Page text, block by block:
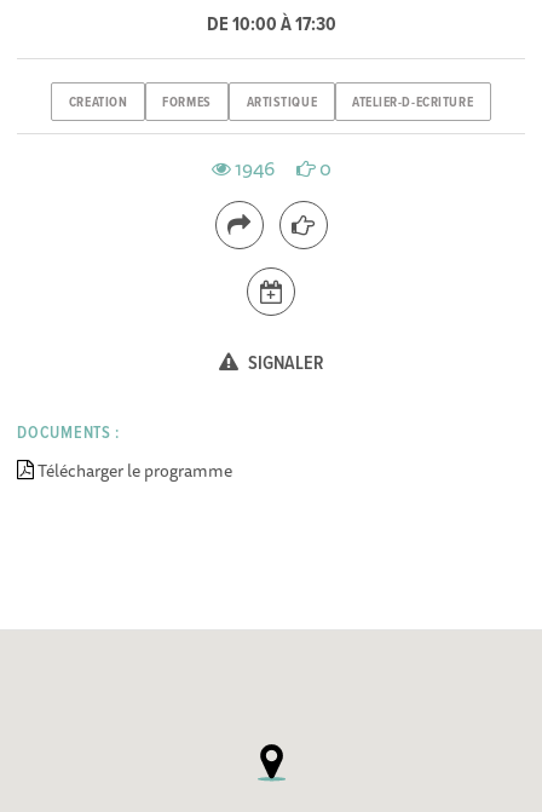
DE 10:00 À 17:30
CREATION FORMES ARTISTIQUE ATELIER-D-ECRITURE
1946 0
SIGNALER
DOCUMENTS :
Télécharger le programme